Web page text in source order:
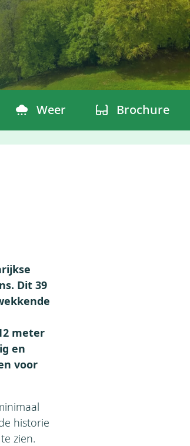
Weer Brochure
Dit 39
meter
en
voor
historie
zien.